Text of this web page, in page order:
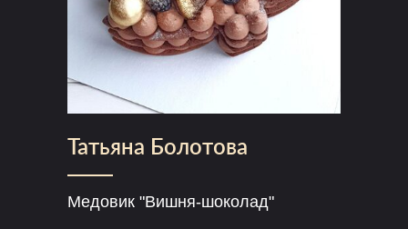
Татьяна Болотова
Медовик "Вишня-шоколад"